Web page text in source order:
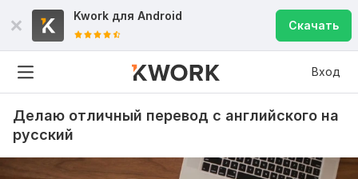
Kwork для Android
Скачать
Вход
Делаю отличный перевод с английского на
русский